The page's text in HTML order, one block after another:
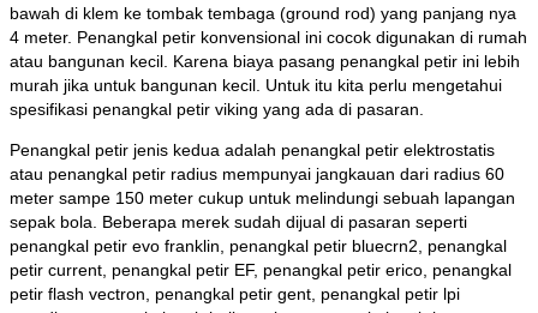
bawah di klem ke tombak tembaga (ground rod) yang panjang nya
4 meter. Penangkal petir konvensional ini cocok digunakan di rumah
atau bangunan kecil. Karena biaya pasang penangkal petir ini lebih
murah jika untuk bangunan kecil. Untuk itu kita perlu mengetahui
spesifikasi penangkal petir viking yang ada di pasaran.
Penangkal petir jenis kedua adalah penangkal petir elektrostatis
atau penangkal petir radius mempunyai jangkauan dari radius 60
meter sampe 150 meter cukup untuk melindungi sebuah lapangan
sepak bola. Beberapa merek sudah dijual di pasaran seperti
penangkal petir evo franklin, penangkal petir bluecrn2, penangkal
petir current, penangkal petir EF, penangkal petir erico, penangkal
petir flash vectron, penangkal petir gent, penangkal petir lpi